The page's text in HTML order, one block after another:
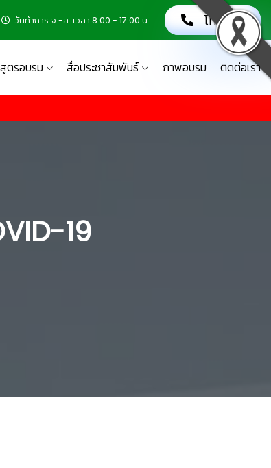
วันทำการ จ.-ส. เวลา 8.00 - 17.00 น. โทรเลย!
ตรอบรม สื่อประชาสัมพันธ์ ภาพอบรม ติดต่อเรา
19